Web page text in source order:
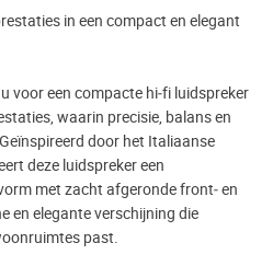
in een compact en elegant
voor een compacte hi‑fi luidspreker
waarin precisie, balans en
door het Italiaanse
deze luidspreker een
met zacht afgeronde front‑ en
en elegante verschijning die
past.